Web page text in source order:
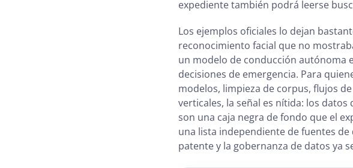
expediente también podrá leerse
Los ejemplos oficiales lo dejan
reconocimiento facial que no
un modelo de conducción autónoma
decisiones de emergencia. Para
modelos, limpieza de corpus, flujos
verticales, la señal es nítida: los
son una caja negra de fondo que el
una lista independiente de fuentes
patente y la gobernanza de datos ya